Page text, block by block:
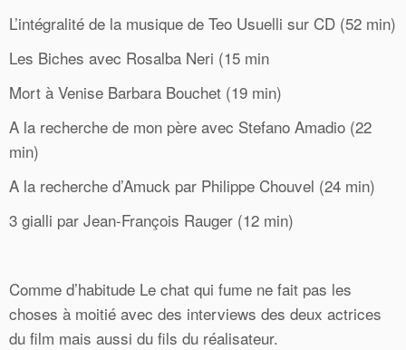
L’intégralité de la musique de Teo Usuelli sur CD (52 min)
Les Biches avec Rosalba Neri (15 min
Mort à Venise Barbara Bouchet (19 min)
A la recherche de mon père avec Stefano Amadio (22
min)
A la recherche d’Amuck par Philippe Chouvel (24 min)
3 gialli par Jean-François Rauger (12 min)
Comme d’habitude Le chat qui fume ne fait pas les
choses à moitié avec des interviews des deux actrices
du film mais aussi du fils du réalisateur.